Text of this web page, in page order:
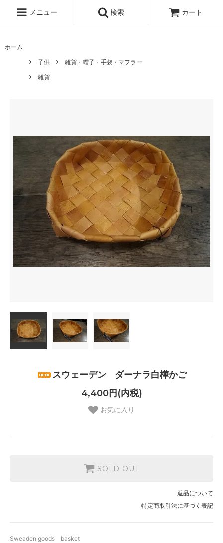
メニュー 検索 カート
ホーム
子供
雑貨・帽子・手袋・マフラー
雑貨
スウェーデン ダーナラ白樺かご
4,400円(内税)
お気に入り
SOLD OUT
返品について
特定商取引法に基づく表記
Sweaden goods basket